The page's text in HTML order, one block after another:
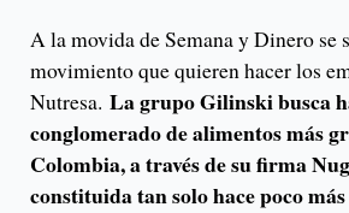
A la movida de Semana y Dinero se
movimiento que quieren hacer los
Nutresa. La grupo Gilinski busca
conglomerado de alimentos más
Colombia, a través de su firma
constituida tan solo hace poco